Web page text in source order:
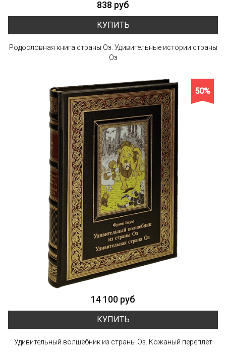
838 руб
КУПИТЬ
Родословная книга страны Оз. Удивительные истории страны
Оз
50%
14 100 руб
КУПИТЬ
Удивительный волшебник из страны Оз. Кожаный переплёт